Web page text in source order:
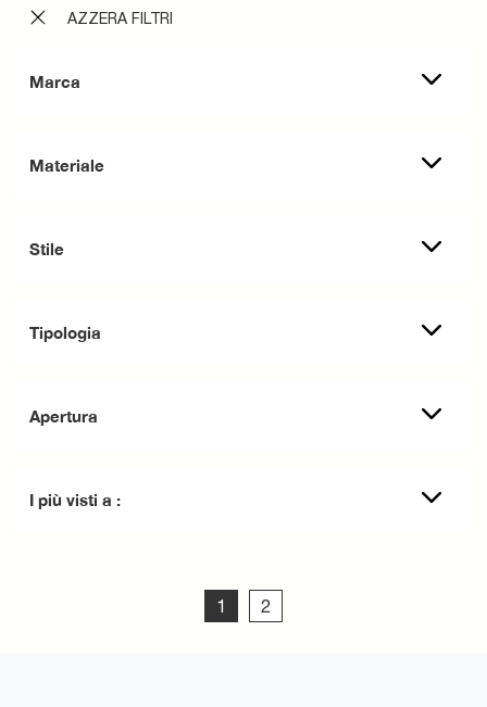
AZZERA FILTRI
Marca
Materiale
Stile
Tipologia
Apertura
I più visti a :
1 2